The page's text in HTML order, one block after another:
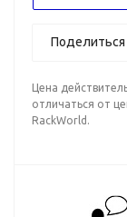
Поделиться
Цена
отличаться от
RackWorld.